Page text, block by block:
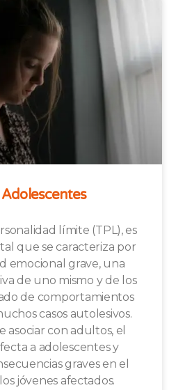
límite (TPL), es
que se caracteriza por
emocional grave, una
de uno mismo y de los
de comportamientos
casos autolesivos.
asociar con adultos, el
a adolescentes y
graves en el
jóvenes afectados.